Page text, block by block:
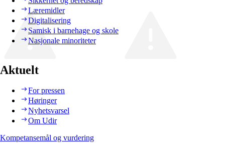
Læremidler
Digitalisering
Samisk i barnehage og skole
Nasjonale minoriteter
Aktuelt
For pressen
Høringer
Nyhetsvarsel
Om Udir
Kompetansemål og vurdering